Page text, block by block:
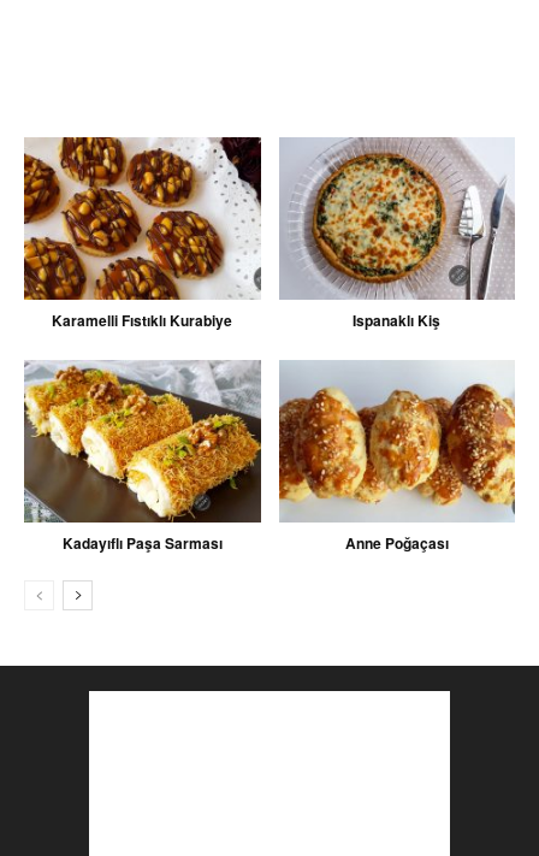
Karamelli Fıstıklı Kurabiye Ispanaklı Kiş
Kadayıflı Paşa Sarması Anne Poğaçası